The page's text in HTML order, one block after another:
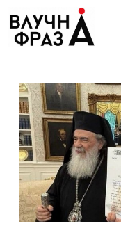
содержимому
Гроші
Життя
Лайфстайл
ТехноНаука
Людина